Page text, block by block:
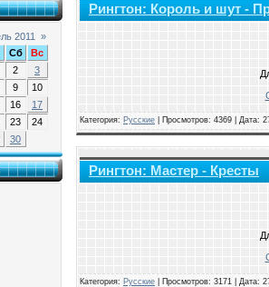
2011
»
Сб
Вс
2
3
9
10
16
17
23
24
30
Рингтон: Король и шут -
Категория: Русские Просмотров: 4369 | Дата:
Рингтон: Мастер - Кресты
Категория: Русские Просмотров: 3171 | Дата: